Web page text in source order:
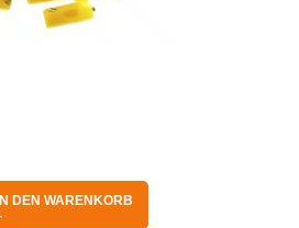
IN DEN WARENKORB